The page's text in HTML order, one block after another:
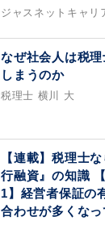
ジャスネットキャリ
なぜ社会人は税
しまうのか
税理士 横川 大
【連載】税理士
行融資』の知識
1】経営者保証の
合わせが多くな